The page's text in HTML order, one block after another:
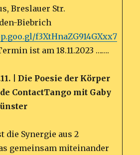
Breslauer Str.
Biebrich
f3XtHnaZG914GXxx7
ist am 18.11.2023 …….
| Die Poesie der Körper
ContactTango mit Gaby
die Synergie aus 2
gemeinsam miteinander